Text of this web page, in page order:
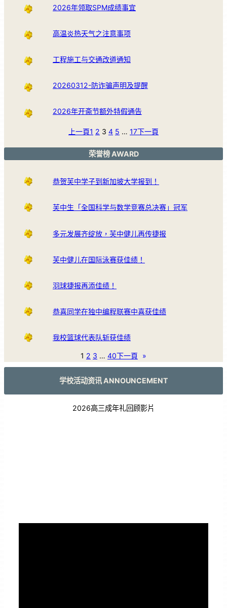
2026年领取SPM成绩事宜
高温炎热天气之注意事项
工程施工与交通改道通知
20260312-防诈骗声明及提醒
2026年开斋节额外特假通告
上一頁1 2 3 4 5 … 17下一頁
荣誉榜 AWARD
恭贺芙中学子到新加坡大学报到！
芙中生「全国科学与数学竞赛总决赛」冠军
多元发展齐绽放，芙中健儿再传捷报
芙中健儿在国际泳赛获佳绩！
羽球捷报再添佳绩！
恭喜同学在独中编程联赛中喜获佳绩
我校篮球代表队斩获佳绩
1 2 3 … 40下一頁 »
学校活动资讯 ANNOUNCEMENT
2026高三成年礼回顾影片